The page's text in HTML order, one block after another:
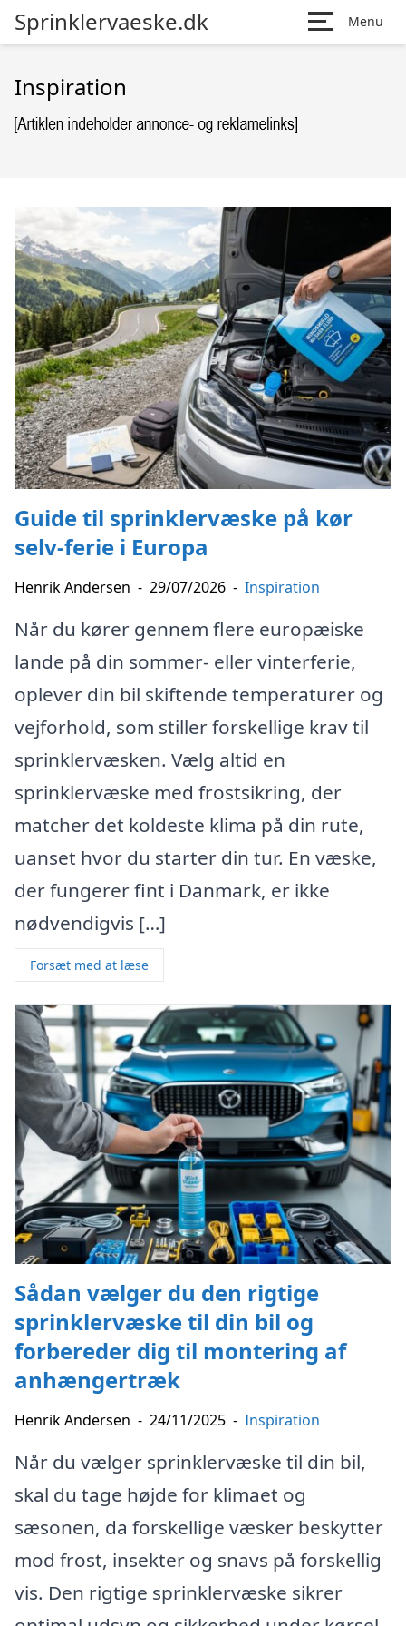
Sprinklervaeske.dk Menu
Inspiration
Guide til sprinklervæske på kør
selv-ferie i Europa
Henrik Andersen - 29/07/2026 - Inspiration
Når du kører gennem flere europæiske
lande på din sommer- eller vinterferie,
oplever din bil skiftende temperaturer og
vejforhold, som stiller forskellige krav til
sprinklervæsken. Vælg altid en
sprinklervæske med frostsikring, der
matcher det koldeste klima på din rute,
uanset hvor du starter din tur. En væske,
der fungerer fint i Danmark, er ikke
nødvendigvis […]
Forsæt med at læse
Sådan vælger du den rigtige
sprinklervæske til din bil og
forbereder dig til montering af
anhængertræk
Henrik Andersen - 24/11/2025 - Inspiration
Når du vælger sprinklervæske til din bil,
skal du tage højde for klimaet og
sæsonen, da forskellige væsker beskytter
mod frost, insekter og snavs på forskellig
vis. Den rigtige sprinklervæske sikrer